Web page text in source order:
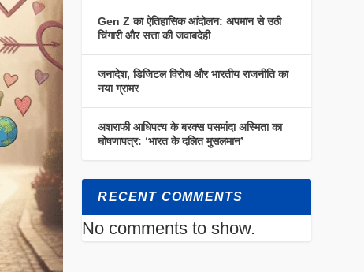
Gen Z का ऐतिहासिक आंदोलन: अपमान से उठी
चिंगारी और सत्ता की जवाबदेही
जनादेश, डिजिटल विरोध और भारतीय राजनीति का
नया ग्रामर
अशराफी आधिपत्य के बरक्स पसमांदा अस्मिता का
घोषणापत्र: ‘भारत के दलित मुसलमान’
RECENT COMMENTS
No comments to show.